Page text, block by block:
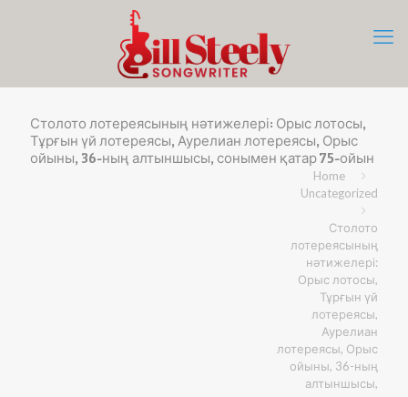
Столото лотереясының нәтижелері: Орыс лотосы,
Тұрғын үй лотереясы, Аурелиан лотереясы, Орыс
ойыны, 36-ның алтыншысы, сонымен қатар 75-ойын
Home
Uncategorized
Столото
лотереясының
нәтижелері:
Орыс лотосы,
Тұрғын үй
лотереясы,
Аурелиан
лотереясы, Орыс
ойыны, 36-ның
алтыншысы,